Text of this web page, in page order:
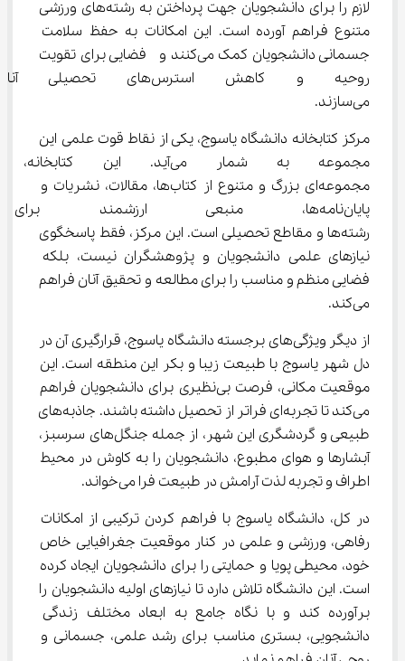
لازم را برای دانشجویان جهت پرداختن به رشته‌های ورزشی
متنوع فراهم آورده است. این امکانات به حفظ سلامت
جسمانی دانشجویان کمک می‌کنند و  فضایی برای تقویت
روحیه و کاهش استرس‌های
می‌سازند.
مرکز کتابخانه دانشگاه یاسوج، یکی از نقاط قوت علمی این
مجموعه به شمار می‌آید. این
مجموعه‌ای بزرگ و متنوع از کتاب‌ها، مقالات، نشریات و
پایان‌نامه‌ها، منبعی ارزشمند
رشته‌ها و مقاطع تحصیلی است. این مرکز، فقط پاسخگوی
نیازهای علمی دانشجویان و پژوهشگران نیست، بلکه
فضایی منظم و مناسب را برای مطالعه و تحقیق آنان فراهم
می‌کند.
از دیگر ویژگی‌های برجسته دانشگاه یاسوج، قرارگیری آن در
دل شهر یاسوج با طبیعت زیبا و بکر این منطقه است. این
موقعیت مکانی، فرصت بی‌نظیری برای دانشجویان فراهم
می‌کند تا تجربه‌ای فراتر از تحصیل داشته باشند. جاذبه‌های
طبیعی و گردشگری این شهر، از جمله جنگل‌های سرسبز،
آبشارها و هوای مطبوع، دانشجویان را به کاوش در محیط
اطراف و تجربه لذت آرامش در طبیعت فرا می‌خواند.
در کل، دانشگاه یاسوج با فراهم کردن ترکیبی از امکانات
رفاهی، ورزشی و علمی در کنار موقعیت جغرافیایی خاص
خود، محیطی پویا و حمایتی را برای دانشجویان ایجاد کرده
است. این دانشگاه تلاش دارد تا نیازهای اولیه دانشجویان را
برآورده کند و با نگاه جامع به ابعاد مختلف زندگی
دانشجویی، بستری مناسب برای رشد علمی، جسمانی و